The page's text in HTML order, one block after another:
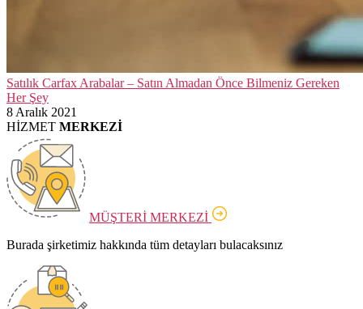
Satılık Carfax Arabalar – Satın Almadan Önce Bilmeniz Gereken
Her Şey
8 Aralık 2021
HİZMET MERKEZİ
MÜŞTERİ MERKEZİ
Burada şirketimiz hakkında tüm detayları bulacaksınız